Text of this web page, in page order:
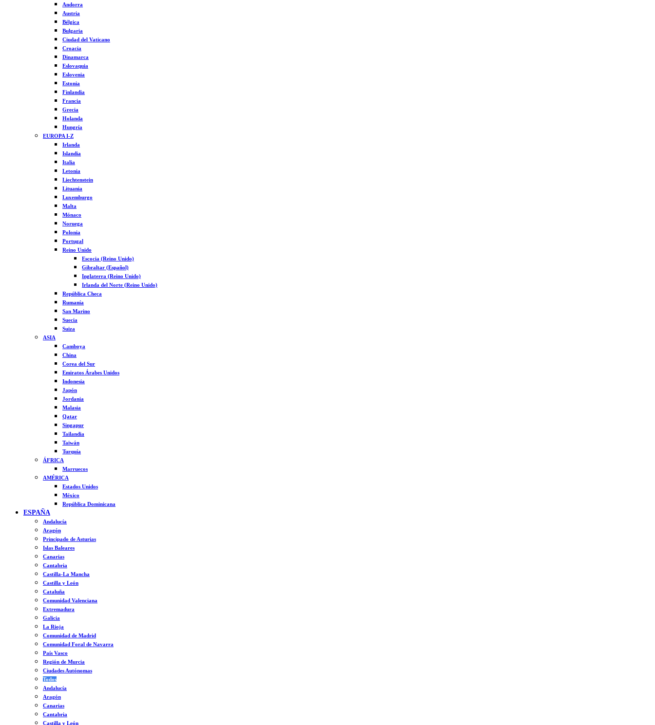
Andorra
Austria
Bélgica
Bulgaria
Ciudad del Vaticano
Croacia
Dinamarca
Eslovaquia
Eslovenia
Estonia
Finlandia
Francia
Grecia
Holanda
Hungría
EUROPA I-Z
Irlanda
Islandia
Italia
Letonia
Liechtenstein
Lituania
Luxemburgo
Malta
Mónaco
Noruega
Polonia
Portugal
Reino Unido
Escocia (Reino Unido)
Gibraltar (Español)
Inglaterra (Reino Unido)
Irlanda del Norte (Reino Unido)
República Checa
Rumanía
San Marino
Suecia
Suiza
ASIA
Camboya
China
Corea del Sur
Emiratos Árabes Unidos
Indonesia
Japón
Jordania
Malasia
Qatar
Singapur
Tailandia
Taiwán
Turquía
ÁFRICA
Marruecos
AMÉRICA
Estados Unidos
México
República Dominicana
ESPAÑA
Andalucía
Aragón
Principado de Asturias
Islas Baleares
Canarias
Cantabria
Castilla-La Mancha
Castilla y León
Cataluña
Comunidad Valenciana
Extremadura
Galicia
La Rioja
Comunidad de Madrid
Comunidad Foral de Navarra
País Vasco
Región de Murcia
Ciudades Autónomas
Todos
Andalucía
Aragón
Canarias
Cantabria
Castilla y León